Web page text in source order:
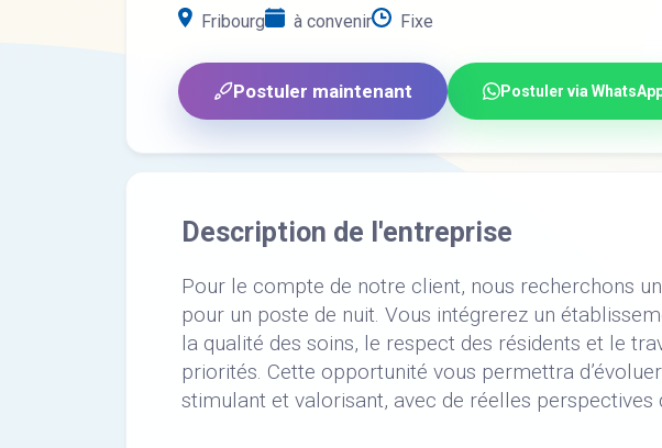
Fribourg à convenir Fixe
Postuler maintenant Postuler via
Description de l'entreprise
Pour le compte de notre client, nous recherchons
pour un poste de nuit. Vous intégrerez un
la qualité des soins, le respect des résidents et le
priorités. Cette opportunité vous permettra
stimulant et valorisant, avec de réelles